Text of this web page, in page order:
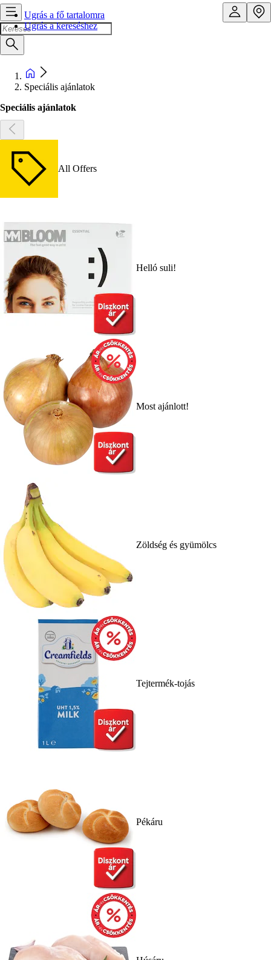
Ugrás a fő tartalomra
Ugrás a kereséshez
Speciális ajánlatok
Speciális ajánlatok
All Offers
Helló suli!
Most ajánlott!
Zöldség és gyümölcs
Tejtermék-tojás
Pékáru